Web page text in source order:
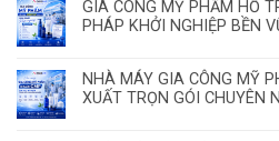
GIA CÔNG MỸ PHẨM HỖ
PHÁP KHỞI NGHIỆP BỀN
NHÀ MÁY GIA CÔNG MỸ
XUẤT TRỌN GÓI CHUYÊN